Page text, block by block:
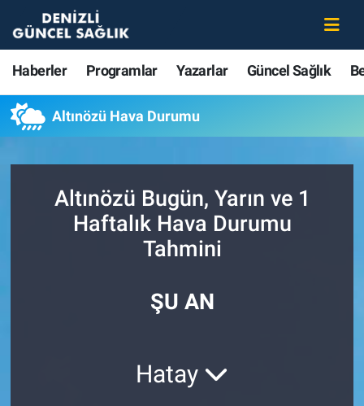
Haberler Programlar Yazarlar Güncel Sağlık
Altınözü Hava Durumu
Altınözü Bugün, Yarın ve 1
Haftalık Hava Durumu
Tahmini
ŞU AN
Hatay
Haberler
Güncel Sağlık
Beslenme
Merkezefendi Nöbetçi Eczaneler
Süper Lig Puan Durumu ve Fikstür
Tüm Manşetler